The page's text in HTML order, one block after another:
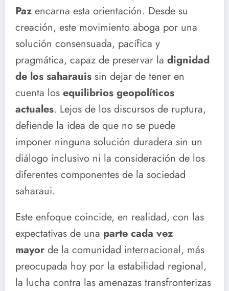
Paz encarna esta orientación. Desde su
creación, este movimiento aboga por una
solución consensuada, pacífica y
pragmática, capaz de preservar la dignidad
de los saharauis sin dejar de tener en
cuenta los equilibrios geopolíticos
actuales. Lejos de los discursos de ruptura,
defiende la idea de que no se puede
imponer ninguna solución duradera sin un
diálogo inclusivo ni la consideración de los
diferentes componentes de la sociedad
saharaui.
Este enfoque coincide, en realidad, con las
expectativas de una parte cada vez
mayor de la comunidad internacional, más
preocupada hoy por la estabilidad regional,
la lucha contra las amenazas transfronterizas